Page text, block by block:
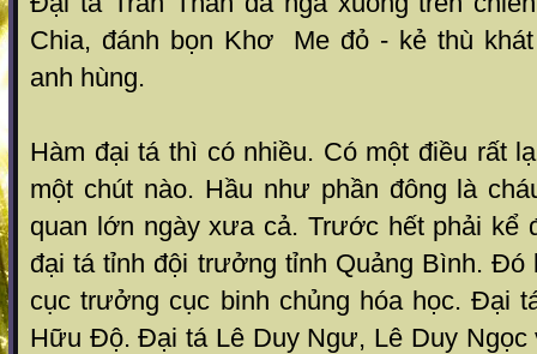
Chia, đánh bọn Khơ Me đỏ - kẻ thù
anh hùng.
Hàm đại tá thì có nhiều. Có một điều rất
một chút nào. Hầu như phần đông là
quan lớn ngày xưa cả. Trước hết phải kể
đại tá tỉnh đội trưởng tỉnh Quảng Bình.
cục trưởng cục binh chủng hóa học. Đại
Hữu Độ. Đại tá Lê Duy Ngư, Lê Duy Ngọc